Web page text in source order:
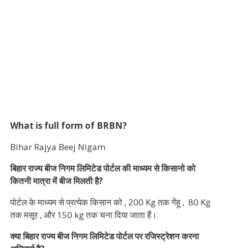
What is full form of BRBN?
Bihar Rajya Beej Nigam
बिहार राज्य बीज निगम लिमिटेड पोर्टल की माध्यम से किसानो को
कितनी मात्रा में बीज मिलती है?
पोर्टल के माध्यम से प्रत्येक किसान को , 200 Kg तक गेंहू , 80 Kg
तक मसूर , और 150 kg तक चना दिया जाता हैं।
क्या बिहार राज्य बीज निगम लिमिटेड पोर्टल पर रजिस्ट्रेशन करना